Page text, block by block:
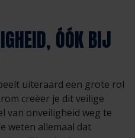
ÓÓK BIJ
uiteraard een grote rol
creëer je dit veilige
van onveiligheid weg te
weten allemaal dat